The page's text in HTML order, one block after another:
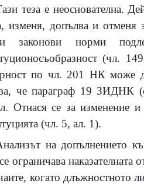
теза е неоснователна.
изменя, допълва и отменя
законови норми
(чл.
по чл. 201 НК може
че параграф 19 ЗИДНК
Отнася се за изменение
(чл. 5, ал. 1).
на допълнението
ограничава наказателната
когато длъжностното